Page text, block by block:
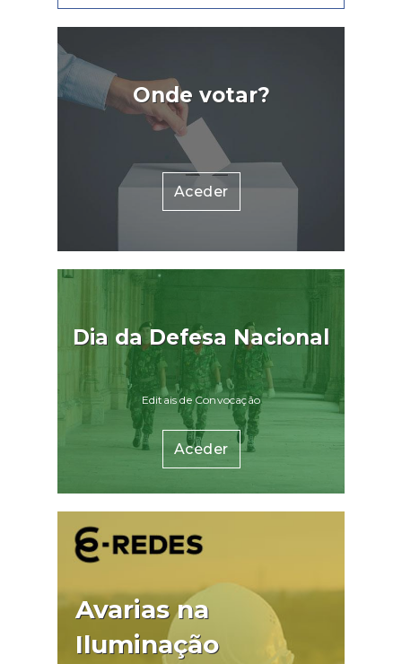
Onde votar?
Aceder
Dia da Defesa Nacional
Editais de Convocação
Aceder
Avarias na
Iluminação